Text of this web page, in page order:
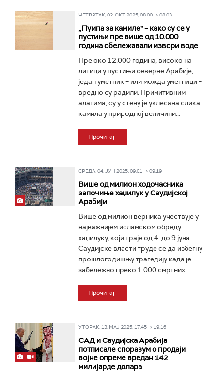
ЧЕТВРТАК, 02. ОКТ 2025, 08:00 -> 08:03
„Пумпа за камиле" – како су се у
пустињи пре више од 10.000
година обележавали извори воде
Пре око 12.000 година, високо на
литици у пустињи северне Арабије,
један уметник – или можда уметници –
вредно су радили. Примитивним
алатима, су у стену је уклесана слика
камила у природној величини...
Прочитај
СРЕДА, 04. ЈУН 2025, 09:01 -> 09:19
Више од милион ходочасника
започиње хаџилук у Саудијској
Арабији
Више од милион верника учествује у
најважнијем исламском обреду
хаџилуку, који траје од 4. до 9 јуна.
Саудијске власти труде се да избегну
прошлогодишњу трагедију када је
забележно преко 1.000 смртних...
Прочитај
УТОРАК, 13. МАЈ 2025, 17:45 -> 19:16
САД и Саудијска Арабија
потписале споразум о продаји
војне опреме вредан 142
милијарде долара